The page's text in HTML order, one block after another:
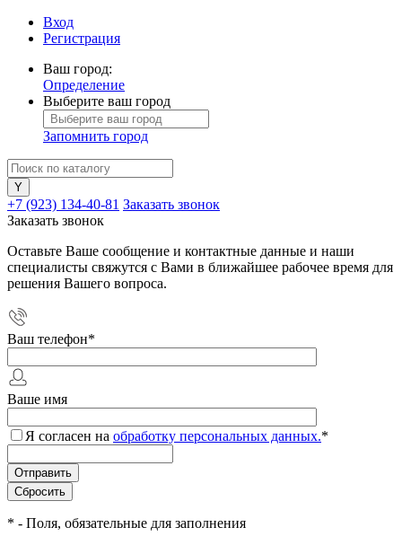
Вход
Регистрация
Ваш город:
Определение
Выберите ваш город
Запомнить город
+7 (923) 134-40-81 Заказать звонок
Заказать звонок
Оставьте Ваше сообщение и контактные данные и наши
специалисты свяжутся с Вами в ближайшее рабочее время для
решения Вашего вопроса.
Ваш телефон*
Ваше имя
Я согласен на обработку персональных данных.*
* - Поля, обязательные для заполнения